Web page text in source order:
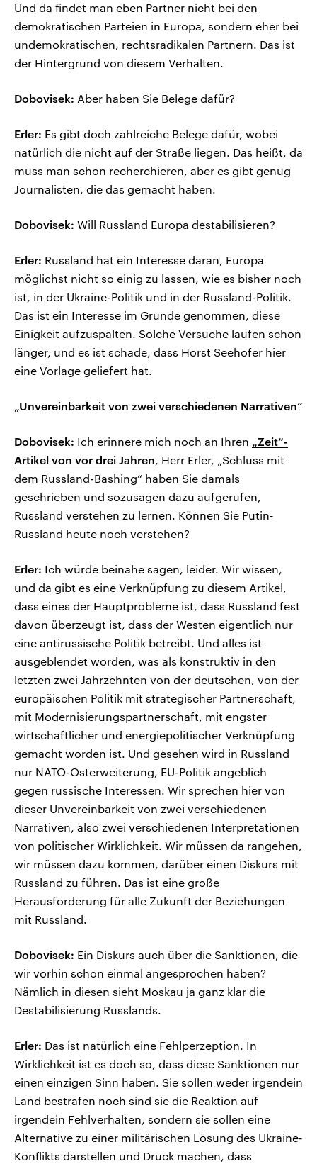
Und da findet man eben Partner nicht bei den
demokratischen Parteien in Europa, sondern eher bei
undemokratischen, rechtsradikalen Partnern. Das ist
der Hintergrund von diesem Verhalten.
Dobovisek: Aber haben Sie Belege dafür?
Erler: Es gibt doch zahlreiche Belege dafür, wobei
natürlich die nicht auf der Straße liegen. Das heißt, da
muss man schon recherchieren, aber es gibt genug
Journalisten, die das gemacht haben.
Dobovisek: Will Russland Europa destabilisieren?
Erler: Russland hat ein Interesse daran, Europa
möglichst nicht so einig zu lassen, wie es bisher noch
ist, in der Ukraine-Politik und in der Russland-Politik.
Das ist ein Interesse im Grunde genommen, diese
Einigkeit aufzuspalten. Solche Versuche laufen schon
länger, und es ist schade, dass Horst Seehofer hier
eine Vorlage geliefert hat.
„Unvereinbarkeit von zwei verschiedenen Narrativen“
Dobovisek: Ich erinnere mich noch an Ihren „Zeit“-
Artikel von vor drei Jahren, Herr Erler, „Schluss mit
dem Russland-Bashing“ haben Sie damals
geschrieben und sozusagen dazu aufgerufen,
Russland verstehen zu lernen. Können Sie Putin-
Russland heute noch verstehen?
Erler: Ich würde beinahe sagen, leider. Wir wissen,
und da gibt es eine Verknüpfung zu diesem Artikel,
dass eines der Hauptprobleme ist, dass Russland fest
davon überzeugt ist, dass der Westen eigentlich nur
eine antirussische Politik betreibt. Und alles ist
ausgeblendet worden, was als konstruktiv in den
letzten zwei Jahrzehnten von der deutschen, von der
europäischen Politik mit strategischer Partnerschaft,
mit Modernisierungspartnerschaft, mit engster
wirtschaftlicher und energiepolitischer Verknüpfung
gemacht worden ist. Und gesehen wird in Russland
nur NATO-Osterweiterung, EU-Politik angeblich
gegen russische Interessen. Wir sprechen hier von
dieser Unvereinbarkeit von zwei verschiedenen
Narrativen, also zwei verschiedenen Interpretationen
von politischer Wirklichkeit. Wir müssen da rangehen,
wir müssen dazu kommen, darüber einen Diskurs mit
Russland zu führen. Das ist eine große
Herausforderung für alle Zukunft der Beziehungen
mit Russland.
Dobovisek: Ein Diskurs auch über die Sanktionen, die
wir vorhin schon einmal angesprochen haben?
Nämlich in diesen sieht Moskau ja ganz klar die
Destabilisierung Russlands.
Erler: Das ist natürlich eine Fehlperzeption. In
Wirklichkeit ist es doch so, dass diese Sanktionen nur
einen einzigen Sinn haben. Sie sollen weder irgendein
Land bestrafen noch sind sie die Reaktion auf
irgendein Fehlverhalten, sondern sie sollen eine
Alternative zu einer militärischen Lösung des Ukraine-
Konflikts darstellen und Druck machen, dass